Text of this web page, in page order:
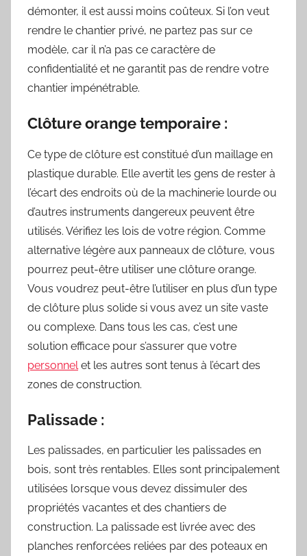
démonter, il est aussi moins coûteux. Si l’on veut
rendre le chantier privé, ne partez pas sur ce
modèle, car il n’a pas ce caractère de
confidentialité et ne garantit pas de rendre votre
chantier impénétrable.
Clôture orange temporaire :
Ce type de clôture est constitué d’un maillage en
plastique durable. Elle avertit les gens de rester à
l’écart des endroits où de la machinerie lourde ou
d’autres instruments dangereux peuvent être
utilisés. Vérifiez les lois de votre région. Comme
alternative légère aux panneaux de clôture, vous
pourrez peut-être utiliser une clôture orange.
Vous voudrez peut-être l’utiliser en plus d’un type
de clôture plus solide si vous avez un site vaste
ou complexe. Dans tous les cas, c’est une
solution efficace pour s’assurer que votre
personnel et les autres sont tenus à l’écart des
zones de construction.
Palissade :
Les palissades, en particulier les palissades en
bois, sont très rentables. Elles sont principalement
utilisées lorsque vous devez dissimuler des
propriétés vacantes et des chantiers de
construction. La palissade est livrée avec des
planches renforcées reliées par des poteaux en